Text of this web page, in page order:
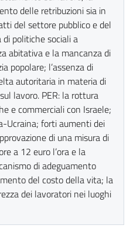
delle retribuzioni sia in
del settore pubblico e del
politiche sociali a
abitativa e la mancanza di
popolare; l’assenza di
autoritaria in materia di
lavoro. PER: la rottura
e commerciali con Israele;
Ucraina; forti aumenti dei
di una misura di
a 12 euro l’ora e la
di adeguamento
del costo della vita; la
dei lavoratori nei luoghi